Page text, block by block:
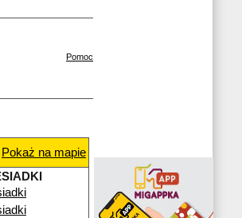
Pomoc
Pokaż na mapie